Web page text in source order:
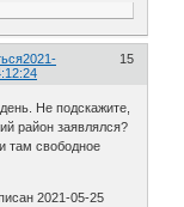
15
2021-
Не подскажите,
район заявлялся?
там свободное
2021-05-25